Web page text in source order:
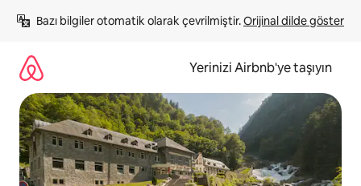
atla
Bazı bilgiler otomatik olarak çevrilmiştir. Orijinal dilde göster
Yerinizi Airbnb'ye taşıyın